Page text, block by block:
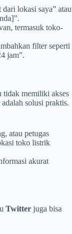
lokasi saya” atau
termasuk toko-
filter seperti
jam”.
tidak memiliki akses
solusi praktis.
atau petugas
toko listrik
akurat
Twitter juga bisa